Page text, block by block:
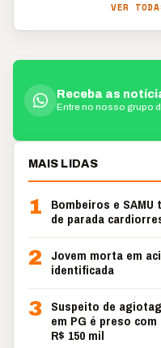
VER
Receba as
Entre no nosso grupo
MAIS LIDAS
1
Bombeiros e
de parada
2
Jovem morta em
identificada
3 Suspeito de
em PG é preso
R$ 150 mil